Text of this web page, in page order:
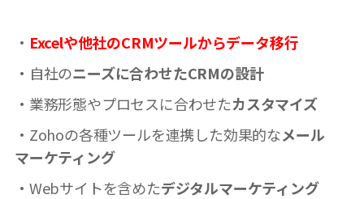
・ Excelや他社のCRMツールからデータ移行
・自社のニーズに合わせたCRMの設計
・業務形態やプロセスに合わせたカスタマイズ
・Zohoの各種ツールを連携した効果的なメール
マーケティング
・Webサイトを含めたデジタルマーケティング